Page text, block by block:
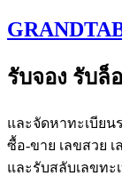
Skip
to
รับจอง รับล็
และจัดหาทะเบียน
ซื้อ-ขาย เลขสวย
และรับสลับเลขทะ